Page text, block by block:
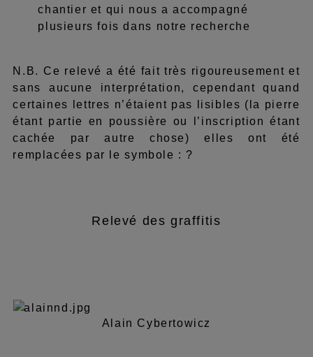
chantier et qui nous a accompagné
plusieurs fois dans notre recherche
N.B. Ce relevé a été fait très rigoureusement et
sans aucune interprétation, cependant quand
certaines lettres n’étaient pas lisibles (la pierre
étant partie en poussière ou l’inscription étant
cachée par autre chose) elles ont été
remplacées par le symbole : ?
Relevé des graffitis
Alain Cybertowicz